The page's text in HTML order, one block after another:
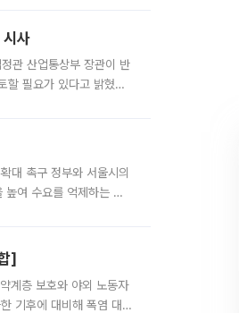
시사
관 산업통상부 장관이 반
필요가 있다고 밝혔다.
대 촉구 정부와 서울시의
여 수요를 억제하는 카
]
계층 보호와 야외 노동자
기후에 대비해 폭염 대응